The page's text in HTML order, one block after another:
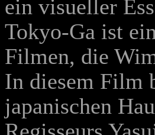
ein visueller
Tokyo-Ga ist
Filmen, die
In diesem Film
japanischen